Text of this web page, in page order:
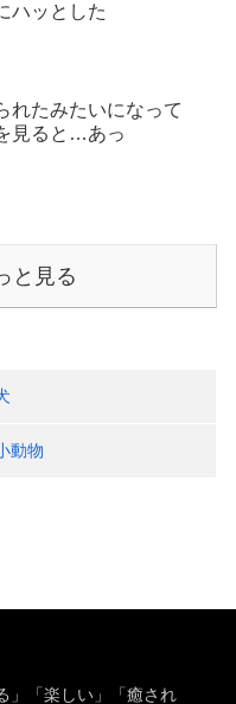
ハッとした
れたみたいになって
見ると…あっ
と見る
動物
」「楽しい」「癒され